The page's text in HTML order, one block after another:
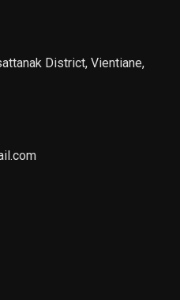
District, Vientiane,